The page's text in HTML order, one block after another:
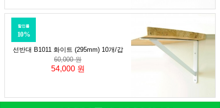
선반대 B1011 화이트 (295mm) 10개/갑
할인률
10%
60,000 원
54,000 원